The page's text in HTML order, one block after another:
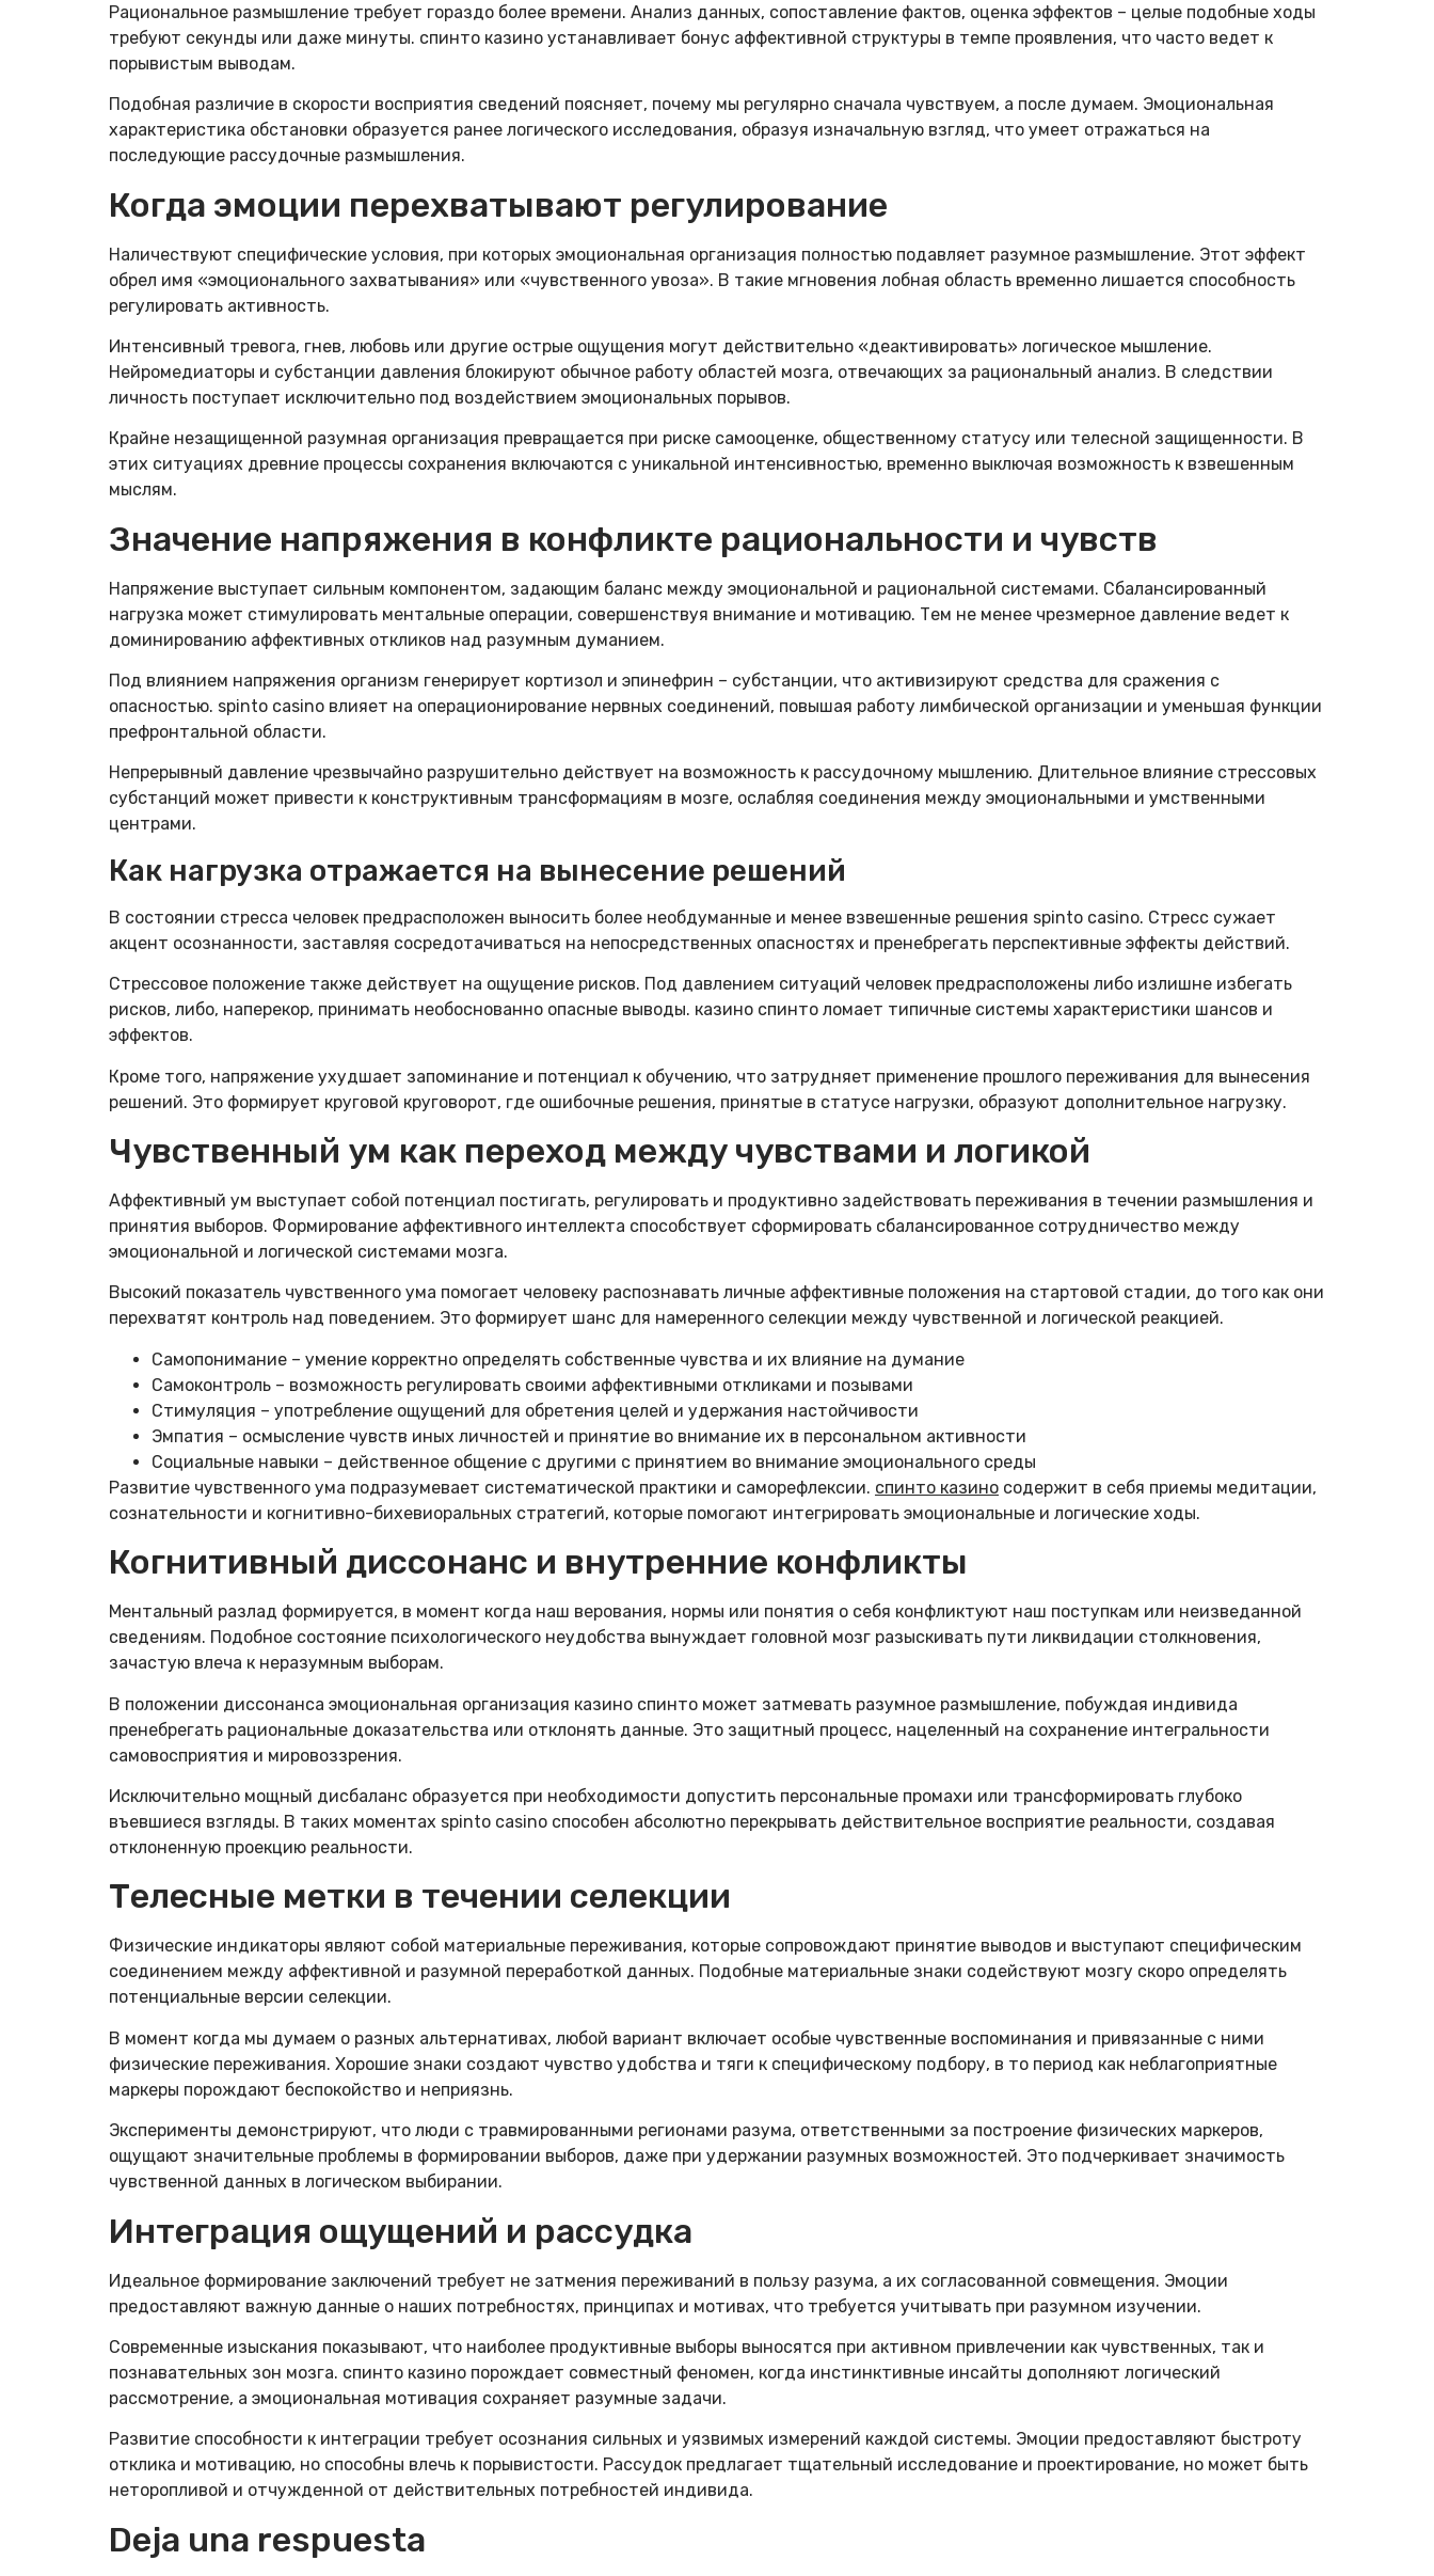
Рациональное размышление требует гораздо более времени. Анализ данных, сопоставление фактов, оценка эффектов – целые подобные ходы
требуют секунды или даже минуты. спинто казино устанавливает бонус аффективной структуры в темпе проявления, что часто ведет к
порывистым выводам.
Подобная различие в скорости восприятия сведений поясняет, почему мы регулярно сначала чувствуем, а после думаем. Эмоциональная
характеристика обстановки образуется ранее логического исследования, образуя изначальную взгляд, что умеет отражаться на
последующие рассудочные размышления.
Когда эмоции перехватывают регулирование
Наличествуют специфические условия, при которых эмоциональная организация полностью подавляет разумное размышление. Этот эффект
обрел имя «эмоционального захватывания» или «чувственного увоза». В такие мгновения лобная область временно лишается способность
регулировать активность.
Интенсивный тревога, гнев, любовь или другие острые ощущения могут действительно «деактивировать» логическое мышление.
Нейромедиаторы и субстанции давления блокируют обычное работу областей мозга, отвечающих за рациональный анализ. В следствии
личность поступает исключительно под воздействием эмоциональных порывов.
Крайне незащищенной разумная организация превращается при риске самооценке, общественному статусу или телесной защищенности. В
этих ситуациях древние процессы сохранения включаются с уникальной интенсивностью, временно выключая возможность к взвешенным
мыслям.
Значение напряжения в конфликте рациональности и чувств
Напряжение выступает сильным компонентом, задающим баланс между эмоциональной и рациональной системами. Сбалансированный
нагрузка может стимулировать ментальные операции, совершенствуя внимание и мотивацию. Тем не менее чрезмерное давление ведет к
доминированию аффективных откликов над разумным думанием.
Под влиянием напряжения организм генерирует кортизол и эпинефрин – субстанции, что активизируют средства для сражения с
опасностью. spinto casino влияет на операционирование нервных соединений, повышая работу лимбической организации и уменьшая функции
префронтальной области.
Непрерывный давление чрезвычайно разрушительно действует на возможность к рассудочному мышлению. Длительное влияние стрессовых
субстанций может привести к конструктивным трансформациям в мозге, ослабляя соединения между эмоциональными и умственными
центрами.
Как нагрузка отражается на вынесение решений
В состоянии стресса человек предрасположен выносить более необдуманные и менее взвешенные решения spinto casino. Стресс сужает
акцент осознанности, заставляя сосредотачиваться на непосредственных опасностях и пренебрегать перспективные эффекты действий.
Стрессовое положение также действует на ощущение рисков. Под давлением ситуаций человек предрасположены либо излишне избегать
рисков, либо, наперекор, принимать необоснованно опасные выводы. казино спинто ломает типичные системы характеристики шансов и
эффектов.
Кроме того, напряжение ухудшает запоминание и потенциал к обучению, что затрудняет применение прошлого переживания для вынесения
решений. Это формирует круговой круговорот, где ошибочные решения, принятые в статусе нагрузки, образуют дополнительное нагрузку.
Чувственный ум как переход между чувствами и логикой
Аффективный ум выступает собой потенциал постигать, регулировать и продуктивно задействовать переживания в течении размышления и
принятия выборов. Формирование аффективного интеллекта способствует сформировать сбалансированное сотрудничество между
эмоциональной и логической системами мозга.
Высокий показатель чувственного ума помогает человеку распознавать личные аффективные положения на стартовой стадии, до того как они
перехватят контроль над поведением. Это формирует шанс для намеренного селекции между чувственной и логической реакцией.
Самопонимание – умение корректно определять собственные чувства и их влияние на думание
Самоконтроль – возможность регулировать своими аффективными откликами и позывами
Стимуляция – употребление ощущений для обретения целей и удержания настойчивости
Эмпатия – осмысление чувств иных личностей и принятие во внимание их в персональном активности
Социальные навыки – действенное общение с другими с принятием во внимание эмоционального среды
Развитие чувственного ума подразумевает систематической практики и саморефлексии. спинто казино содержит в себя приемы медитации,
сознательности и когнитивно-бихевиоральных стратегий, которые помогают интегрировать эмоциональные и логические ходы.
Когнитивный диссонанс и внутренние конфликты
Ментальный разлад формируется, в момент когда наш верования, нормы или понятия о себя конфликтуют наш поступкам или неизведанной
сведениям. Подобное состояние психологического неудобства вынуждает головной мозг разыскивать пути ликвидации столкновения,
зачастую влеча к неразумным выборам.
В положении диссонанса эмоциональная организация казино спинто может затмевать разумное размышление, побуждая индивида
пренебрегать рациональные доказательства или отклонять данные. Это защитный процесс, нацеленный на сохранение интегральности
самовосприятия и мировоззрения.
Исключительно мощный дисбаланс образуется при необходимости допустить персональные промахи или трансформировать глубоко
въевшиеся взгляды. В таких моментах spinto casino способен абсолютно перекрывать действительное восприятие реальности, создавая
отклоненную проекцию реальности.
Телесные метки в течении селекции
Физические индикаторы являют собой материальные переживания, которые сопровождают принятие выводов и выступают специфическим
соединением между аффективной и разумной переработкой данных. Подобные материальные знаки содействуют мозгу скоро определять
потенциальные версии селекции.
В момент когда мы думаем о разных альтернативах, любой вариант включает особые чувственные воспоминания и привязанные с ними
физические переживания. Хорошие знаки создают чувство удобства и тяги к специфическому подбору, в то период как неблагоприятные
маркеры порождают беспокойство и неприязнь.
Эксперименты демонстрируют, что люди с травмированными регионами разума, ответственными за построение физических маркеров,
ощущают значительные проблемы в формировании выборов, даже при удержании разумных возможностей. Это подчеркивает значимость
чувственной данных в логическом выбирании.
Интеграция ощущений и рассудка
Идеальное формирование заключений требует не затмения переживаний в пользу разума, а их согласованной совмещения. Эмоции
предоставляют важную данные о наших потребностях, принципах и мотивах, что требуется учитывать при разумном изучении.
Современные изыскания показывают, что наиболее продуктивные выборы выносятся при активном привлечении как чувственных, так и
познавательных зон мозга. спинто казино порождает совместный феномен, когда инстинктивные инсайты дополняют логический
рассмотрение, а эмоциональная мотивация сохраняет разумные задачи.
Развитие способности к интеграции требует осознания сильных и уязвимых измерений каждой системы. Эмоции предоставляют быстроту
отклика и мотивацию, но способны влечь к порывистости. Рассудок предлагает тщательный исследование и проектирование, но может быть
неторопливой и отчужденной от действительных потребностей индивида.
Deja una respuesta